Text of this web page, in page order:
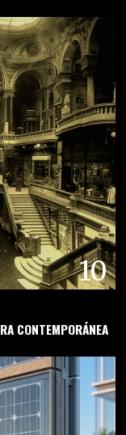
10
CONTEMPORÁNEA